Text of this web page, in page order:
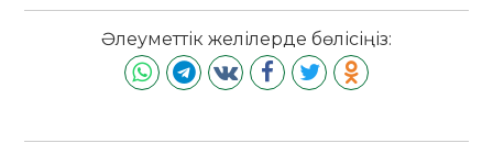
Әлеуметтік желілерде бөлісіңіз: